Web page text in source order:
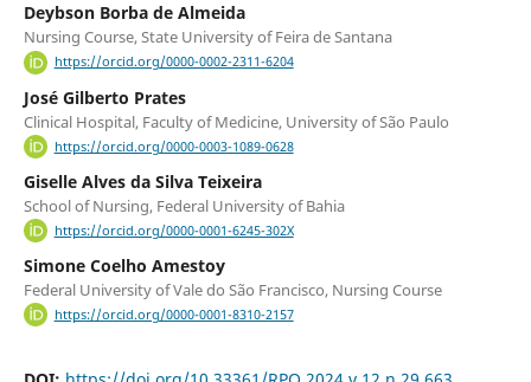
Deybson Borba de Almeida
Nursing Course, State University of Feira de Santana
https://orcid.org/0000-0002-2311-6204
José Gilberto Prates
Clinical Hospital, Faculty of Medicine, University of São Paulo
https://orcid.org/0000-0003-1089-0628
Giselle Alves da Silva Teixeira
School of Nursing, Federal University of Bahia
https://orcid.org/0000-0001-6245-302X
Simone Coelho Amestoy
Federal University of Vale do São Francisco, Nursing Course
https://orcid.org/0000-0001-8310-2157